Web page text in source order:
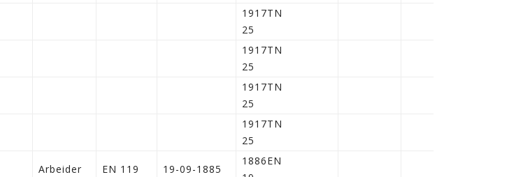
1917TN
25
1917TN
25
1917TN
25
1917TN
25
Arbeider EN 119 19-09-1885
1886EN